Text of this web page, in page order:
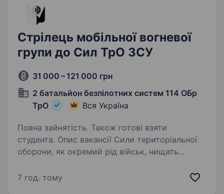
Стрілець мобільної вогневої
групи до Сил ТрО ЗСУ
31 000 – 121 000 грн
2 батальйон безпілотних систем 114 ОБр
ТрО
Вся Україна
Повна зайнятість. Також готові взяти
студента. Опис вакансії Сили територіальної
оборони, як окремий рід військ, нищать
вторгнення. Наразі в кожній бригаді
7 год. тому